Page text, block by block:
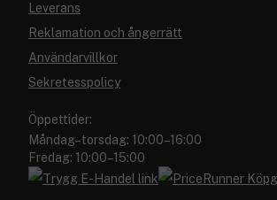
Leverans
Reklamation och ångerrätt
Användarvillkor
Sekretesspolicy
Öppettider:
Måndag–torsdag: 10:00–16:00
Fredag: 10:00–15:00